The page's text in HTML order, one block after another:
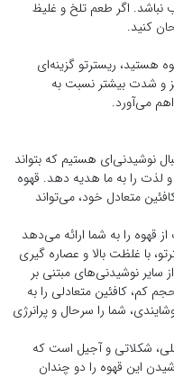
نوشیدنی‌ای هستیم که بتواند
لذت را به ما هدیه دهد. قهوه
متعادل خود، می‌تواند
قهوه را به شما ارائه می‌دهد
با غلظت بالا و عصاره گیری
سایر نوشیدنی‌های مبتنی بر
کم، کافئین متعادلی را به
شما را سرحال و پرانرژی
شکلاتی و آجیل است که
این قهوه را دو چندان
ریسترتو را امتحان کنید.
در دنیای قهوه می‌برد و لحظات
نوشیدنی منحصر به فرد را